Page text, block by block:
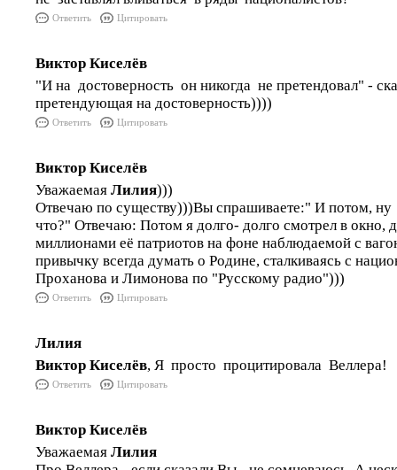
Ответить Цитировать
Виктор Киселёв
"И на достоверность он никогда не претендовал" -
претендующая на достоверность))))
Ответить Цитировать
Виктор Киселёв
Уважаемая Лилия)))
Отвечаю по существу)))Вы спрашиваете:" И потом, ну
что?" Отвечаю: Потом я долго- долго смотрел в окно,
миллионами её патриотов на фоне наблюдаемой с
привычку всегда думать о Родине, сталкиваясь с
Проханова и Лимонова по "Русскому радио")))
Ответить Цитировать
Лилия
Виктор Киселёв, Я просто процитировала Веллера!
Ответить Цитировать
Виктор Киселёв
Уважаемая Лилия